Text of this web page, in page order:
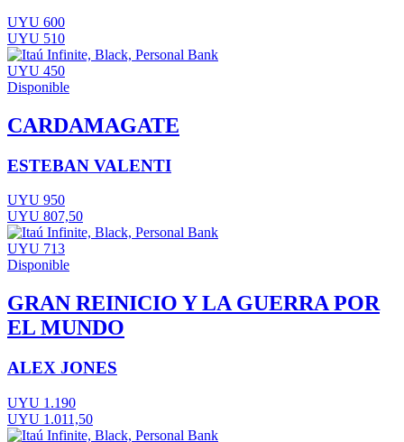
UYU 600
UYU 510
UYU 450
Disponible
CARDAMAGATE
ESTEBAN VALENTI
UYU 950
UYU 807,50
UYU 713
Disponible
GRAN REINICIO Y LA GUERRA POR
EL MUNDO
ALEX JONES
UYU 1.190
UYU 1.011,50